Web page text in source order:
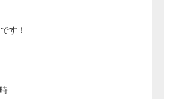
す！